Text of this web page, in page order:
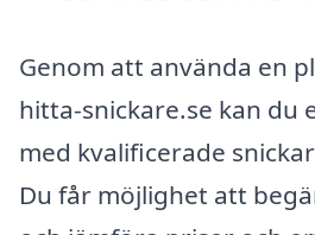
Genom att använda en
hitta-snickare.se kan du
med kvalificerade
Du får möjlighet att